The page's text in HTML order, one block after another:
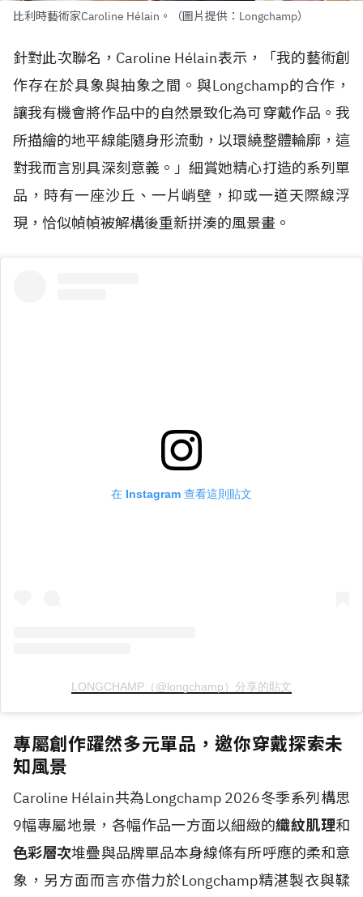
比利時藝術家Caroline Hélain。（圖片提供：Longchamp）
針對此次聯名，Caroline Hélain表示，「我的藝術創
作存在於具象與抽象之間。與Longchamp的合作，
讓我有機會將作品中的自然景致化為可穿戴作品。我
所描繪的地平線能隨身形流動，以環繞整體輪廓，這
對我而言別具深刻意義。」細賞她精心打造的系列單
品，時有一座沙丘、一片峭壁，抑或一道天際線浮
現，恰似幀幀被解構後重新拼湊的風景畫。
在 Instagram 查看這則貼文
LONGCHAMP（@longchamp）分享的貼文
專屬創作躍然多元單品，邀你穿戴探索未
知風景
Caroline Hélain共為Longchamp 2026冬季系列構思
9幅專屬地景，各幅作品一方面以細緻的織紋肌理和
色彩層次堆疊與品牌單品本身線條有所呼應的柔和意
象，另方面而言亦借力於Longchamp精湛製衣與鞣